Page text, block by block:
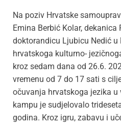
Na poziv Hrvatske
Emina Berbić Kolar, dekanica
doktorandicu Ljubicu Nedić
hrvatskoga kulturno-
kroz sedam dana od 26.6.
vremenu od 7 do 17 sati s
očuvanja hrvatskoga jezika u
kampu je sudjelovalo
godina. Kroz igru, zabavu i